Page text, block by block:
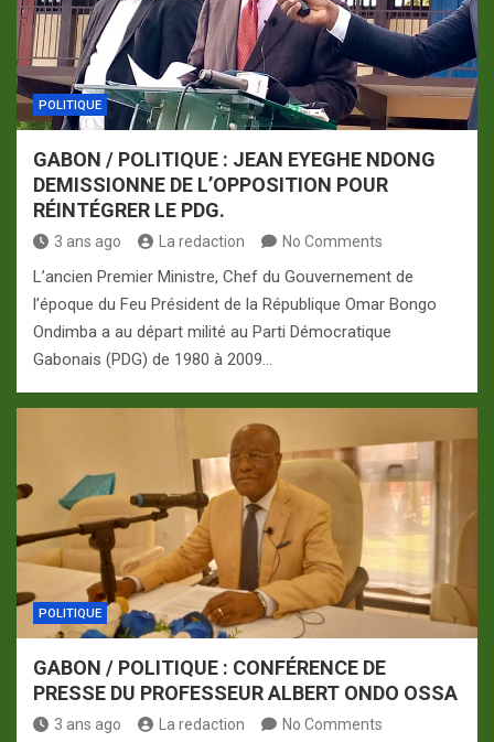
POLITIQUE
GABON / POLITIQUE : JEAN EYEGHE NDONG
DEMISSIONNE DE L’OPPOSITION POUR
RÉINTÉGRER LE PDG.
3 ans ago La redaction No Comments
L’ancien Premier Ministre, Chef du Gouvernement de
l’époque du Feu Président de la République Omar Bongo
Ondimba a au départ milité au Parti Démocratique
Gabonais (PDG) de 1980 à 2009…
POLITIQUE
GABON / POLITIQUE : CONFÉRENCE DE
PRESSE DU PROFESSEUR ALBERT ONDO OSSA
3 ans ago La redaction No Comments